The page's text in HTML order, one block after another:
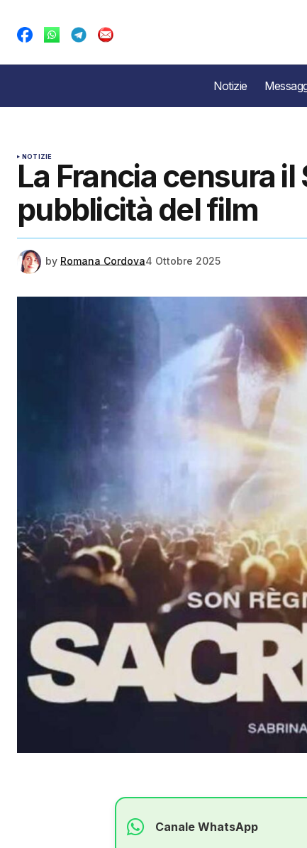
Notizie
NOTIZIE
La Francia censura
pubblicità del film
by Romana Cordova4 Ottobre 2025
Canale WhatsApp